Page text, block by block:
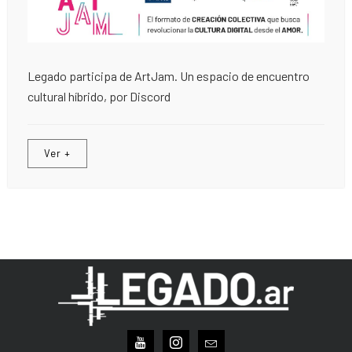
Legado participa de ArtJam. Un espacio de encuentro
cultural híbrido, por Discord
Ver +